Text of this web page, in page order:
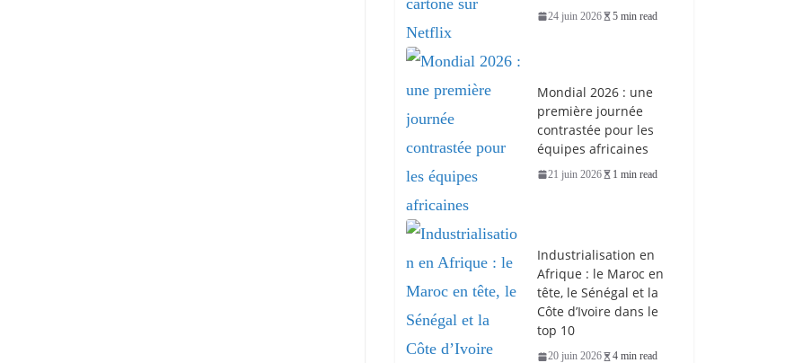
24 juin 2026 5 min read
Mondial 2026 : une
première journée
contrastée pour les
équipes africaines
21 juin 2026 1 min read
Industrialisation en
Afrique : le Maroc en
tête, le Sénégal et la
Côte d’Ivoire dans le
top 10
20 juin 2026 4 min read